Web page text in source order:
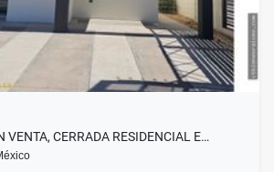
VENTA, CERRADA RESIDENCIAL E…